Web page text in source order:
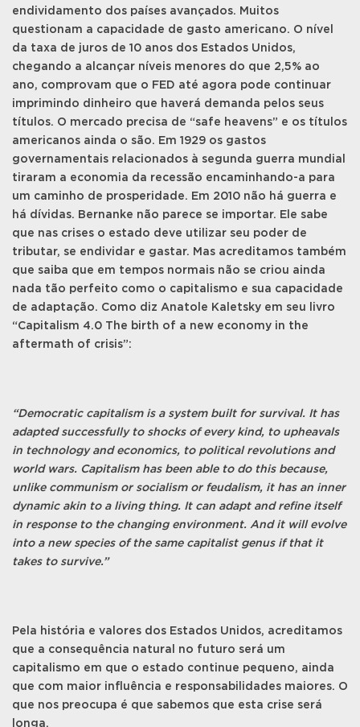
endividamento dos países avançados. Muitos
questionam a capacidade de gasto americano. O nível
da taxa de juros de 10 anos dos Estados Unidos,
chegando a alcançar níveis menores do que 2,5% ao
ano, comprovam que o FED até agora pode continuar
imprimindo dinheiro que haverá demanda pelos seus
títulos. O mercado precisa de “safe heavens” e os títulos
americanos ainda o são. Em 1929 os gastos
governamentais relacionados à segunda guerra mundial
tiraram a economia da recessão encaminhando-a para
um caminho de prosperidade. Em 2010 não há guerra e
há dívidas. Bernanke não parece se importar. Ele sabe
que nas crises o estado deve utilizar seu poder de
tributar, se endividar e gastar. Mas acreditamos também
que saiba que em tempos normais não se criou ainda
nada tão perfeito como o capitalismo e sua capacidade
de adaptação. Como diz Anatole Kaletsky em seu livro
“Capitalism 4.0 The birth of a new economy in the
aftermath of crisis”:
“Democratic capitalism is a system built for survival. It has
adapted successfully to shocks of every kind, to upheavals
in technology and economics, to political revolutions and
world wars. Capitalism has been able to do this because,
unlike communism or socialism or feudalism, it has an inner
dynamic akin to a living thing. It can adapt and refine itself
in response to the changing environment. And it will evolve
into a new species of the same capitalist genus if that it
takes to survive.”
Pela história e valores dos Estados Unidos, acreditamos
que a consequência natural no futuro será um
capitalismo em que o estado continue pequeno, ainda
que com maior influência e responsabilidades maiores. O
que nos preocupa é que sabemos que esta crise será
longa.